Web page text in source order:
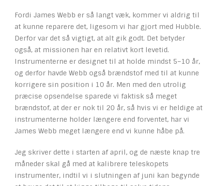
Fordi James Webb er så langt væk, kommer vi aldrig til
at kunne reparere det, ligesom vi har gjort med Hubble.
Derfor var det så vigtigt, at alt gik godt. Det betyder
også, at missionen har en relativt kort levetid.
Instrumenterne er designet til at holde mindst 5–10 år,
og derfor havde Webb også brændstof med til at kunne
korrigere sin position i 10 år. Men med den utrolig
præcise opsendelse sparede vi faktisk så meget
brændstof, at der er nok til 20 år, så hvis vi er heldige at
instrumenterne holder længere end forventet, har vi
James Webb meget længere end vi kunne håbe på.
Jeg skriver dette i starten af april, og de næste knap tre
måneder skal gå med at kalibrere teleskopets
instrumenter, indtil vi i slutningen af juni kan begynde